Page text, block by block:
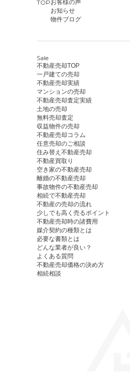
TOPお客様の声
お知らせ
物件ブログ
Sale
不動産売却TOP
一戸建ての売却
不動産売却実績
マンションの売却
不動産売却査定実績
土地の売却
無料売却査定
収益物件の売却
不動産売却コラム
任意売却のご相談
住み替え不動産売却
不動産買取り
空き家の不動産売却
離婚の不動産売却
事故物件の不動産売却
相続で不動産売却
不動産の売却の流れ
少しでも高く売るポイント
不動産売却時の諸費用
媒介契約の種類とは
必要な書類とは
どんな業者が良い？
よくある質問
不動産売却価格の決め方
相続相談